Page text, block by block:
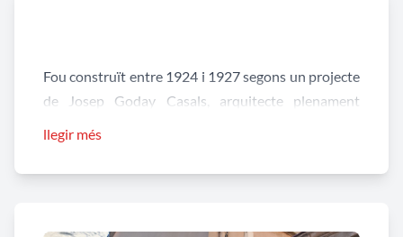
Fou construït entre 1924 i 1927 segons un projecte
de Josep Goday Casals, arquitecte plenament
baixa amb diverses dependències destinades a l’ús
llegir més